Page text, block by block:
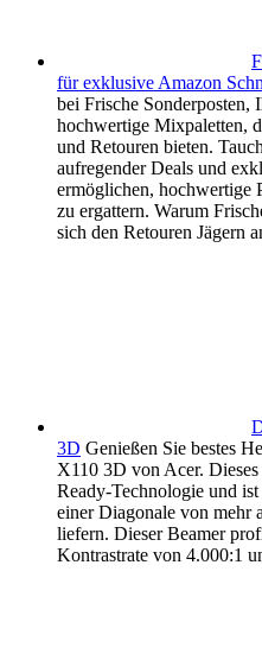
für exklusive Amazon
bei Frische Sonderposten,
hochwertige Mixpaletten,
und Retouren bieten.
aufregender Deals und
ermöglichen, hochwertige
zu ergattern. Warum
sich den Retouren Jägern
3D Genießen Sie bestes
X110 3D von Acer.
Ready-Technologie und
einer Diagonale von mehr
liefern. Dieser Beamer
Kontrastrate von 4.000:1